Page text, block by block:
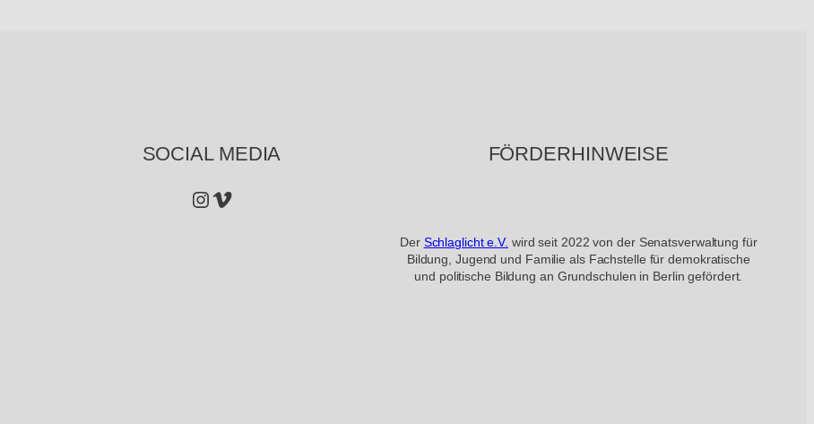
SOCIAL MEDIA
Instagram Vimeo
FÖRDERHINWEISE
Der Schlaglicht e.V. wird seit 2022 von der Senatsverwaltung für
Bildung, Jugend und Familie als Fachstelle für demokratische
und politische Bildung an Grundschulen in Berlin gefördert.